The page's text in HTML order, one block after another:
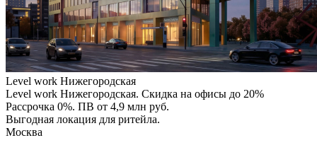
Level work Нижегородская
Level work Нижегородская. Скидка на офисы до 20%
Рассрочка 0%. ПВ от 4,9 млн руб.
Выгодная локация для ритейла.
Москва